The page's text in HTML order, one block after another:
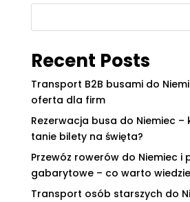
Recent Posts
Transport B2B busami do
oferta dla firm
Rezerwacja busa do Niemiec –
tanie bilety na święta?
Przewóz rowerów do Niemiec i
gabarytowe – co warto
Transport osób starszych do